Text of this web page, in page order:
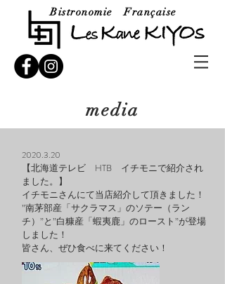
Bistronomie Française
​media
2020.3.20
【北海道テレビ HTB イチモニで紹介され
ました。】
イチモニさんにて当店紹介して頂きました！
”南茅部産「サクラマス」のソテー（ラン
チ）”と”白糠産「蝦夷鹿」のロースト”が登場
しました！
皆さん、ぜひ食べに来てください！